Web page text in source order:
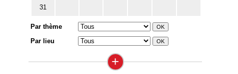
31
Par thème
Par lieu
+